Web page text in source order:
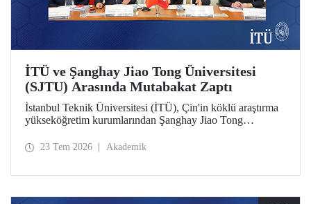
İTÜ ve Şanghay Jiao Tong Üniversitesi
(SJTU) Arasında Mutabakat Zaptı
İstanbul Teknik Üniversitesi (İTÜ), Çin'in köklü araştırma
yükseköğretim kurumlarından Şanghay Jiao Tong
geliştirmek için bir mutabakat zaptı (MoU) imzalandı.
23 Tem 2026 Akademik